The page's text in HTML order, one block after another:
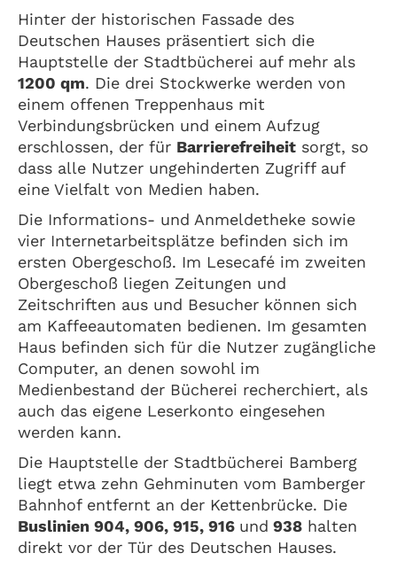
Hinter der historischen Fassade des
Deutschen Hauses präsentiert sich die
Hauptstelle der Stadtbücherei auf mehr als
1200 qm. Die drei Stockwerke werden von
einem offenen Treppenhaus mit
Verbindungsbrücken und einem Aufzug
erschlossen, der für Barrierefreiheit sorgt, so
dass alle Nutzer ungehinderten Zugriff auf
eine Vielfalt von Medien haben.
Die Informations- und Anmeldetheke sowie
vier Internetarbeitsplätze befinden sich im
ersten Obergeschoß. Im Lesecafé im zweiten
Obergeschoß liegen Zeitungen und
Zeitschriften aus und Besucher können sich
am Kaffeeautomaten bedienen. Im gesamten
Haus befinden sich für die Nutzer zugängliche
Computer, an denen sowohl im
Medienbestand der Bücherei recherchiert, als
auch das eigene Leserkonto eingesehen
werden kann.
Die Hauptstelle der Stadtbücherei Bamberg
liegt etwa zehn Gehminuten vom Bamberger
Bahnhof entfernt an der Kettenbrücke. Die
Buslinien 904, 906, 915, 916 und 938 halten
direkt vor der Tür des Deutschen Hauses.